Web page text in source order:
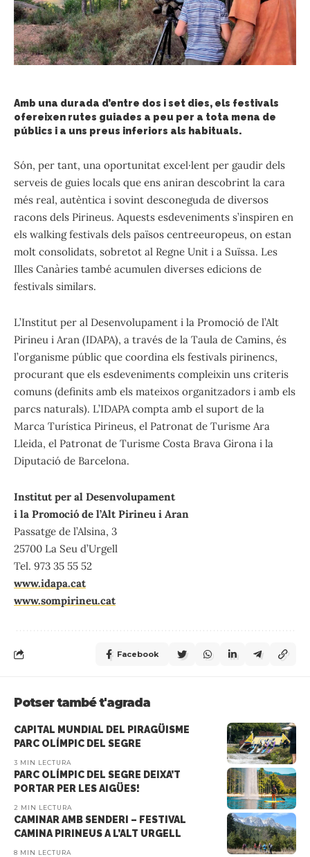
Amb una durada d’entre dos i set dies, els festivals
ofereixen rutes guiades a peu per a tota mena de
públics i a uns preus inferiors als habituals.
Són, per tant, una oportunitat excel·lent per gaudir dels
serveis de guies locals que ens aniran descobrint la cara
més real, autèntica i sovint desconeguda de diversos
racons dels Pirineus. Aquests esdeveniments s’inspiren en
els walking festivals dels països centreeuropeus, on estan
molt consolidats, sobretot al Regne Unit i a Suïssa. Les
Illes Canàries també acumulen diverses edicions de
festivals similars.
L’Institut per al Desenvolupament i la Promoció de l’Alt
Pirineu i Aran (IDAPA), a través de la Taula de Camins, és
l’organisme públic que coordina els festivals pirinencs,
procurant que els esdeveniments compleixin uns criteris
comuns (definits amb els mateixos organitzadors i amb els
parcs naturals). L’IDAPA compta amb el suport de la
Marca Turística Pirineus, el Patronat de Turisme Ara
Lleida, el Patronat de Turisme Costa Brava Girona i la
Diputació de Barcelona.
Institut per al Desenvolupament
i la Promoció de l’Alt Pirineu i Aran
Passatge de l’Alsina, 3
25700 La Seu d’Urgell
Tel. 973 35 55 52
www.idapa.cat
www.sompirineu.cat
Facebook
Potser també t'agrada
CAPITAL MUNDIAL DEL PIRAGÜISME
PARC OLÍMPIC DEL SEGRE
3 MIN LECTURA
PARC OLÍMPIC DEL SEGRE DEIXA’T
PORTAR PER LES AIGÜES!
2 MIN LECTURA
CAMINAR AMB SENDERI – FESTIVAL
CAMINA PIRINEUS A L’ALT URGELL
8 MIN LECTURA